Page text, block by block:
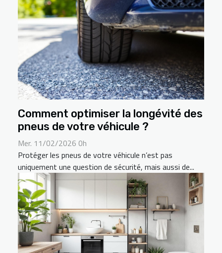
Comment optimiser la longévité des
pneus de votre véhicule ?
Mer. 11/02/2026 0h
Protéger les pneus de votre véhicule n’est pas
uniquement une question de sécurité, mais aussi de...